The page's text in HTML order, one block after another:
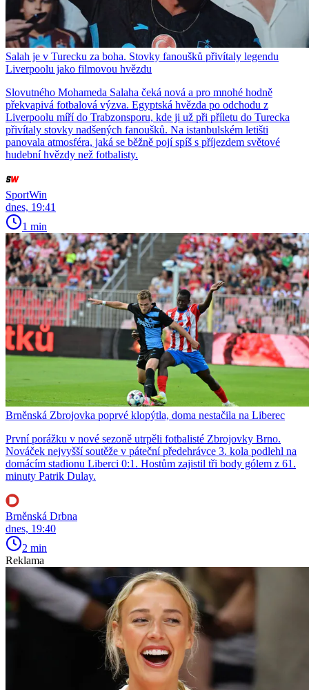
Salah je v Turecku za boha. Stovky fanoušků přivítaly legendu
Liverpoolu jako filmovou hvězdu
Slovutného Mohameda Salaha čeká nová a pro mnohé hodně
překvapivá fotbalová výzva. Egyptská hvězda po odchodu z
Liverpoolu míří do Trabzonsporu, kde ji už při příletu do Turecka
přivítaly stovky nadšených fanoušků. Na istanbulském letišti
panovala atmosféra, jaká se běžně pojí spíš s příjezdem světové
hudební hvězdy než fotbalisty.
SportWin
dnes, 19:41
1 min
Brněnská Zbrojovka poprvé klopýtla, doma nestačila na Liberec
První porážku v nové sezoně utrpěli fotbalisté Zbrojovky Brno.
Nováček nejvyšší soutěže v páteční předehrávce 3. kola podlehl na
domácím stadionu Liberci 0:1. Hostům zajistil tři body gólem z 61.
minuty Patrik Dulay.
Brněnská Drbna
dnes, 19:40
2 min
Reklama